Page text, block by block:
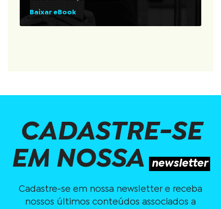
Baixar eBook
CADASTRE-SE
EM NOSSA newsletter
Cadastre-se em nossa newsletter e receba
nossos últimos conteúdos associados a